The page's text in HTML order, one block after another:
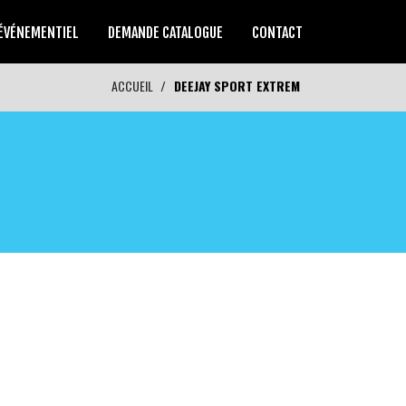
DEMANDE CATALOGUE CONTACT
ACCUEIL DEEJAY SPORT EXTREM